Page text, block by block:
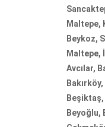
Maltepe,
Beykoz,
Maltepe,
Avcılar,
Beyoğlu,